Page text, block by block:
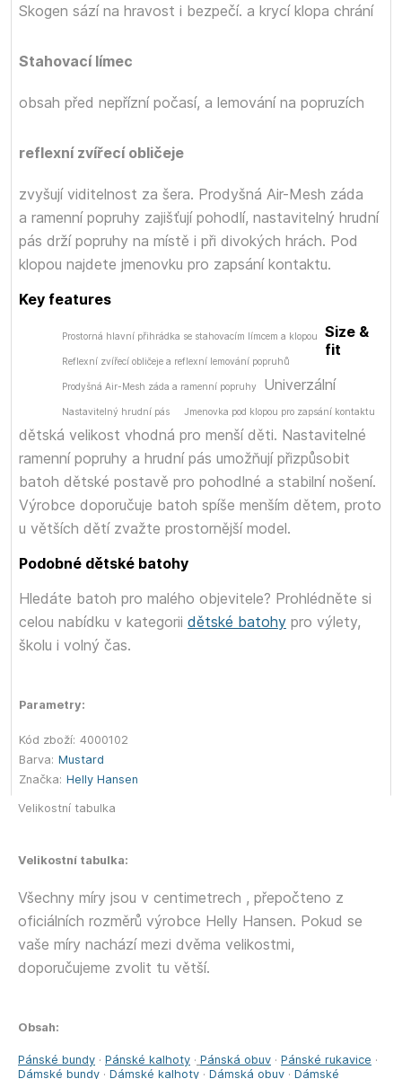
Skogen sází na hravost i bezpečí.
Stahovací límec
a krycí klopa chrání
obsah před nepřízní počasí,
reflexní zvířecí obličeje
a lemování na popruzích
zvyšují viditelnost za šera. Prodyšná Air-Mesh záda
a ramenní popruhy zajišťují pohodlí, nastavitelný hrudní
pás drží popruhy na místě i při divokých hrách. Pod
klopou najdete jmenovku pro zapsání kontaktu.
Key features
Prostorná hlavní přihrádka se stahovacím límcem a klopou
Reflexní zvířecí obličeje a reflexní lemování popruhů
Prodyšná Air-Mesh záda a ramenní popruhy
Nastavitelný hrudní pás Jmenovka pod klopou pro zapsání kontaktu
Size &
fit
Univerzální
dětská velikost vhodná pro menší děti. Nastavitelné
ramenní popruhy a hrudní pás umožňují přizpůsobit
batoh dětské postavě pro pohodlné a stabilní nošení.
Výrobce doporučuje batoh spíše menším dětem, proto
u větších dětí zvažte prostornější model.
Podobné dětské batohy
Hledáte batoh pro malého objevitele? Prohlédněte si
celou nabídku v kategorii dětské batohy pro výlety,
školu i volný čas.
Parametry:
Kód zboží: 4000102
Barva: Mustard
Značka: Helly Hansen
Velikostní tabulka
Velikostní tabulka:
Všechny míry jsou v centimetrech , přepočteno z
oficiálních rozměrů výrobce Helly Hansen. Pokud se
vaše míry nachází mezi dvěma velikostmi,
doporučujeme zvolit tu větší.
Obsah:
Pánské bundy · Pánské kalhoty · Pánská obuv · Pánské rukavice ·
Dámské bundy · Dámské kalhoty · Dámská obuv · Dámské